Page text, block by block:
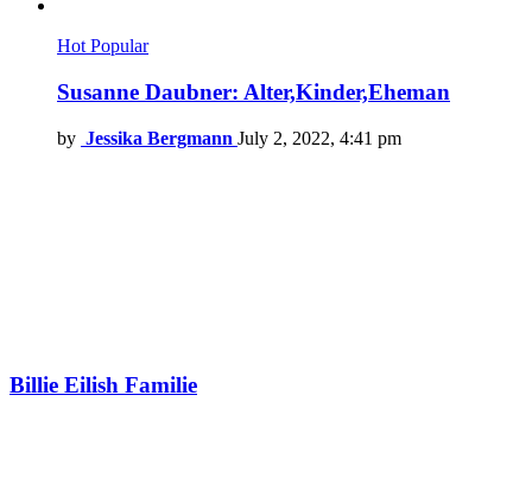
Hot Popular
Susanne Daubner: Alter,Kinder,Eheman
by Jessika Bergmann July 2, 2022, 4:41 pm
Billie Eilish Familie